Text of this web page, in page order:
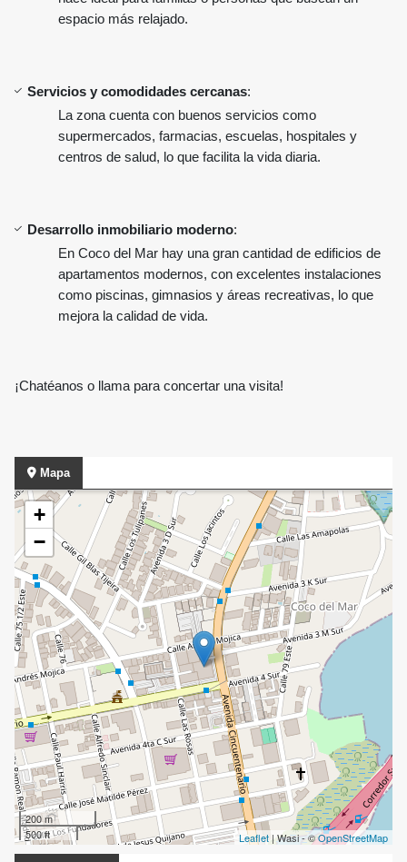
espacio más relajado.
Servicios y comodidades cercanas:
La zona cuenta con buenos servicios como
supermercados, farmacias, escuelas, hospitales y
centros de salud, lo que facilita la vida diaria.
Desarrollo inmobiliario moderno:
En Coco del Mar hay una gran cantidad de edificios de
apartamentos modernos, con excelentes instalaciones
como piscinas, gimnasios y áreas recreativas, lo que
mejora la calidad de vida.
¡Chatéanos o llama para concertar una visita!
Mapa
+
−
200 m
500 ft
Leaflet| Wasi - ©OpenStreetMap